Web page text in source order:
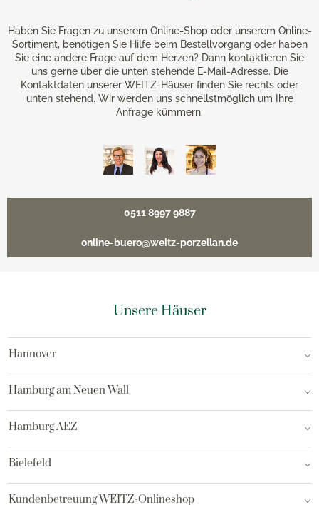
Haben Sie Fragen zu unserem Online-Shop oder unserem Online-
Sortiment, benötigen Sie Hilfe beim Bestellvorgang oder haben
Sie eine andere Frage auf dem Herzen? Dann kontaktieren Sie
uns gerne über die unten stehende E-Mail-Adresse. Die
Kontaktdaten unserer WEITZ-Häuser finden Sie rechts oder
unten stehend. Wir werden uns schnellstmöglich um Ihre
Anfrage kümmern.
0511 8997 9887
online-buero@weitz-porzellan.de
Unsere Häuser
Hannover
Hamburg am Neuen Wall
Hamburg AEZ
Bielefeld
Kundenbetreuung WEITZ-Onlineshop